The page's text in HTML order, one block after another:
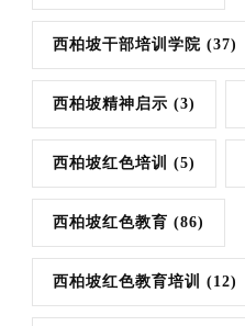
西柏坡干部培训学院 (37)
西柏坡精神启示 (3)
西柏坡红色培训 (5)
西柏坡红色教育 (86)
西柏坡红色教育培训 (12)